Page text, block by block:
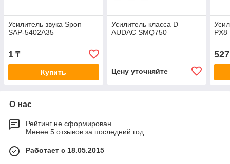
Усилитель звука Spon
SAP-5402A35
1 ₸
Купить
Усилитель класса D
AUDAC SMQ750
Цену уточняйте
PX8
О нас
Рейтинг не сформирован
Менее 5 отзывов за последний год
Работает с 18.05.2015